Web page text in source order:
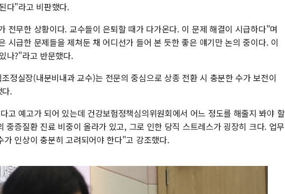
다"라고 비판했다.
전무한 상황이다. 교수들이 은퇴할 때가 다가온다. 이 문제 해결이 시급하다"며
시급한 문제들을 제쳐둔 채 어디선가 들어 본 듯한 좋은 얘기만 논의 중이다. 이
나?"라고 반문했다.
정실장(내분비내과 교수)는 전문의 중심으로 상종 전환 시 충분한 수가 보전이
.
고 예고가 되어 있는데 건강보험정책심의위원회에서 어느 정도를 해줄지 봐야 할
중증질환 진료 비중이 올라가 있고, 그로 인한 당직 스트레스가 굉장히 크다. 업무
가 인상이 충분히 고려되어야 한다"고 강조했다.